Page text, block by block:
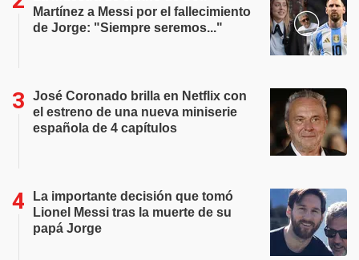
Martínez a Messi por el fallecimiento
de Jorge: "Siempre seremos..."
José Coronado brilla en Netflix con
el estreno de una nueva miniserie
española de 4 capítulos
La importante decisión que tomó
Lionel Messi tras la muerte de su
papá Jorge